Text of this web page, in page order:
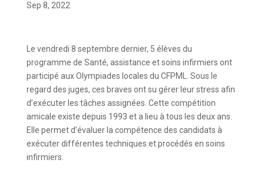
Sep 8, 2022
Le vendredi 8 septembre dernier, 5 élèves du
programme de Santé, assistance et soins infirmiers ont
participé aux Olympiades locales du CFPML. Sous le
regard des juges, ces braves ont su gérer leur stress afin
d’exécuter les tâches assignées. Cette compétition
amicale existe depuis 1993 et a lieu à tous les deux ans.
Elle permet d’évaluer la compétence des candidats à
exécuter différentes techniques et procédés en soins
infirmiers.